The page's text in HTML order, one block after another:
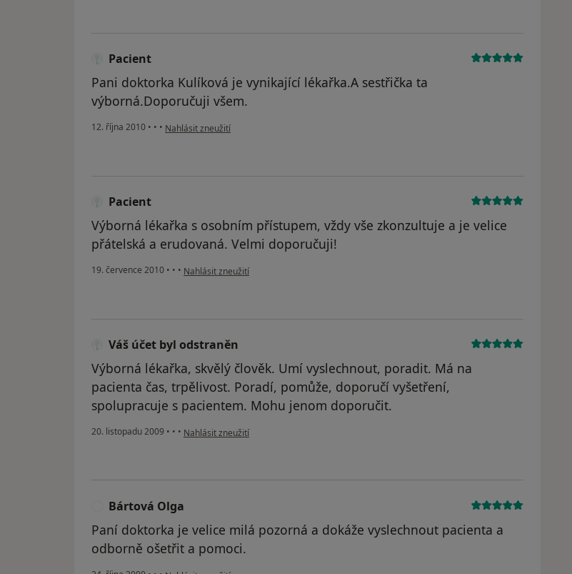
Pacient
Pani doktorka Kulíková je vynikající lékařka.A sestřička ta
výborná.Doporučuji všem.
12. října 2010 • • • podle názoru uživatele Pacient
Nahlásit zneužití
Pacient
Výborná lékařka s osobním přístupem, vždy vše zkonzultuje a je velice
přátelská a erudovaná. Velmi doporučuji!
19. července 2010 • • • podle názoru uživatele Pacient
Nahlásit zneužití
Váš účet byl odstraněn
Výborná lékařka, skvělý člověk. Umí vyslechnout, poradit. Má na
pacienta čas, trpělivost. Poradí, pomůže, doporučí vyšetření,
spolupracuje s pacientem. Mohu jenom doporučit.
20. listopadu 2009 • • • podle názoru uživatele Váš účet byl odstraněn
Nahlásit zneužití
Bártová Olga
Paní doktorka je velice milá pozorná a dokáže vyslechnout pacienta a
odborně ošetřit a pomoci.
podle názoru uživatele Bártová Olga